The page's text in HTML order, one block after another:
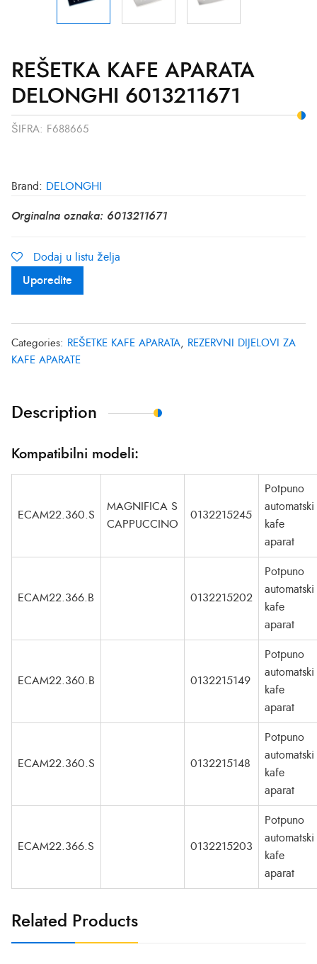
REŠETKA KAFE APARATA
DELONGHI 6013211671
ŠIFRA: F688665
Brand: DELONGHI
Orginalna oznaka: 6013211671
Dodaj u listu želja
Uporedite
Categories: REŠETKE KAFE APARATA, REZERVNI DIJELOVI ZA
KAFE APARATE
Description
Kompatibilni modeli:
ECAM22.360.S
MAGNIFICA S
CAPPUCCINO
0132215245
Potpuno
automatski
kafe
aparat
ECAM22.366.B 0132215202
Potpuno
automatski
kafe
aparat
ECAM22.360.B 0132215149
Potpuno
automatski
kafe
aparat
ECAM22.360.S 0132215148
Potpuno
automatski
kafe
aparat
ECAM22.366.S 0132215203
Potpuno
automatski
kafe
aparat
Related Products